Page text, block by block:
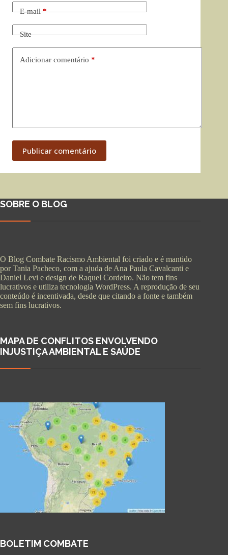
E-mail*
Site
Adicionar comentário *
Publicar comentário
SOBRE O BLOG
O Blog Combate Racismo Ambiental foi criado e é mantido
por Tania Pacheco, com a ajuda de Ana Paula Cavalcanti e
Daniel Levi e design de Raquel Cordeiro. Não tem fins
lucrativos e utiliza tecnologia WordPress. A reprodução de seu
conteúdo é incentivada, desde que citando a fonte e também
sem fins lucrativos.
MAPA DE CONFLITOS ENVOLVENDO
INJUSTIÇA AMBIENTAL E SAÚDE
BOLETIM COMBATE